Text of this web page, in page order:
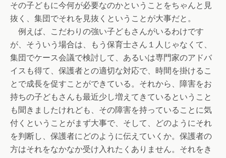
その子どもに今何が必要なのかということをちゃんと見
抜く、集団でそれを見抜くということが大事だと。
例えば、こだわりの強い子どもさんがいるわけです
が、そういう場合は、もう保育士さん１人じゃなくて、
集団でケース会議で検討して、あるいは専門家のアドバ
イスも得て、保護者との適切な対応で、時間を掛けるこ
とで成長を促すことができている。それから、障害をお
持ちの子どもさんも最近少し増えてきているということ
も聞きましたけれども、その障害を持っていることに気
付くということがまず大事で、そして、どのようにそれ
を判断し、保護者にどのように伝えていくか。保護者の
方はそれをなかなか受け入れたくありません。それをき